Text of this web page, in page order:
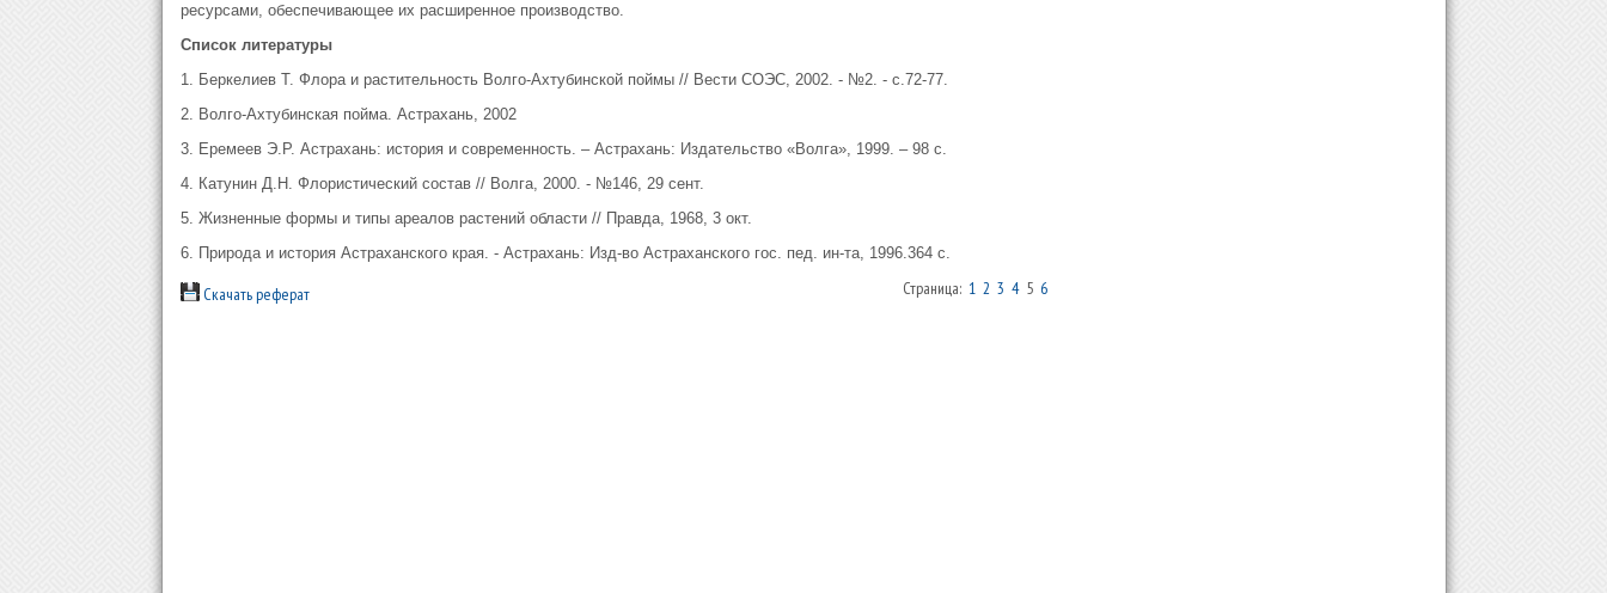
ресурсами, обеспечивающее их расширенное производство.
Список литературы
1. Беркелиев Т. Флора и растительность Волго-Ахтубинской поймы // Вести СОЭС, 2002. - №2. - с.72-77.
2. Волго-Ахтубинская пойма. Астрахань, 2002
3. Еремеев Э.Р. Астрахань: история и современность. – Астрахань: Издательство «Волга», 1999. – 98 с.
4. Катунин Д.Н. Флористический состав // Волга, 2000. - №146, 29 сент.
5. Жизненные формы и типы ареалов растений области // Правда, 1968, 3 окт.
6. Природа и история Астраханского края. - Астрахань: Изд-во Астраханского гос. пед. ин-та, 1996.364 с.
Скачать реферат Страница: 1 2 3 45 6